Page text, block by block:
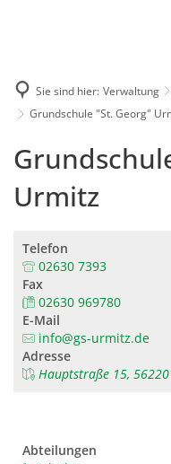
Sie sind hier: Verwaltung
Grundschule "St. Georg"
Urmitz
Telefon
02630 7393
Fax
02630 969780
E-Mail
info@gs-urmitz.de
Adresse
Hauptstraße 15,
Abteilungen